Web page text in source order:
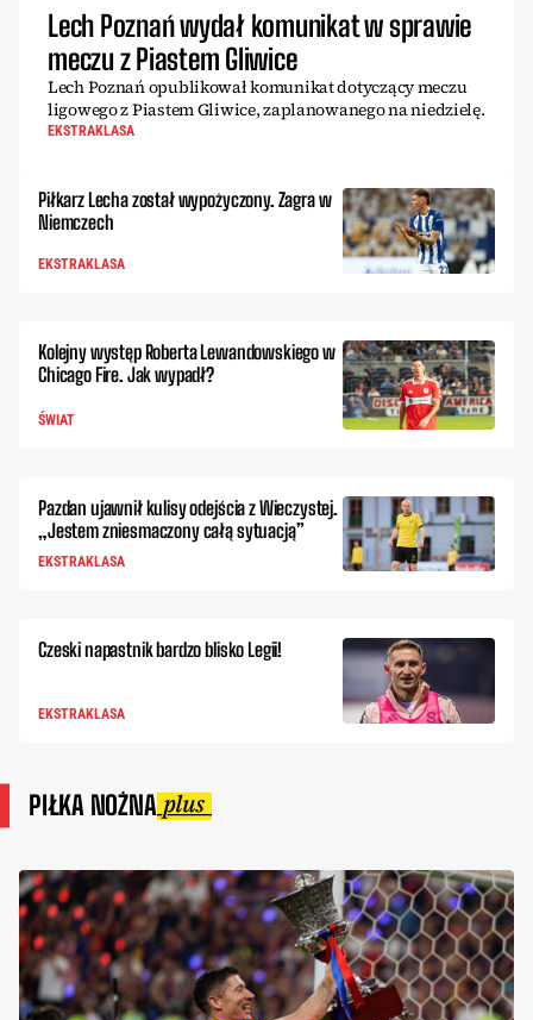
Lech Poznań wydał komunikat w sprawie
meczu z Piastem Gliwice
Lech Poznań opublikował komunikat dotyczący meczu
ligowego z Piastem Gliwice, zaplanowanego na niedzielę.
EKSTRAKLASA
Piłkarz Lecha został wypożyczony. Zagra w
Niemczech
EKSTRAKLASA
Kolejny występ Roberta Lewandowskiego w
Chicago Fire. Jak wypadł?
ŚWIAT
Pazdan ujawnił kulisy odejścia z Wieczystej.
„Jestem zniesmaczony całą sytuacją”
EKSTRAKLASA
Czeski napastnik bardzo blisko Legii!
EKSTRAKLASA
PIŁKA NOŻNA